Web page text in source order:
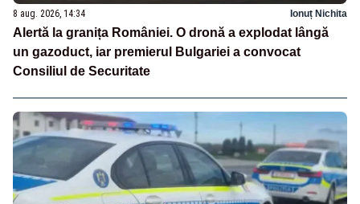
8 aug. 2026, 14:34 Ionuț Nichita
Alertă la granița României. O dronă a explodat lângă
un gazoduct, iar premierul Bulgariei a convocat
Consiliul de Securitate